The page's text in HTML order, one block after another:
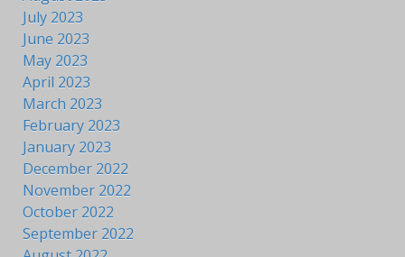
July 2023
June 2023
May 2023
April 2023
March 2023
February 2023
January 2023
December 2022
November 2022
October 2022
September 2022